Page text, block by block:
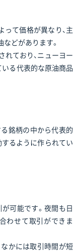
って価格が異なり、主
どがあります。
れており、ニューヨー
いる代表的な原油商品
る銘柄の中から代表的
るように作られてい
可能です。夜間も日
わせて取引ができま
かには取引時間が短